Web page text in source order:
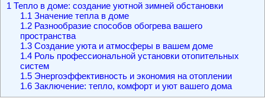
1 Тепло в доме: создание уютной зимней обстановки
1.1 Значение тепла в доме
1.2Разнообразие способов обогрева вашего
пространства
1.3Создание уюта и атмосферы в вашем доме
1.4Роль профессиональной установки отопительных
систем
1.5Энергоэффективность и экономия на отоплении
1.6Заключение: тепло, комфорт и уют вашего дома